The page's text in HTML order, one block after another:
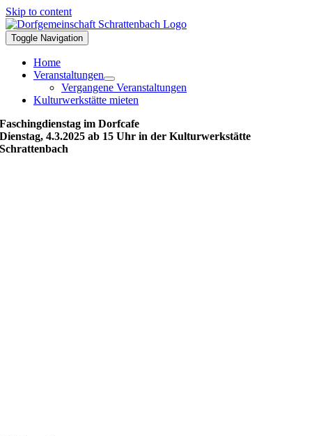
Skip to content
Toggle Navigation
Home
Veranstaltungen
Vergangene Veranstaltungen
Kulturwerkstätte mieten
Faschingdienstag im Dorfcafe
Dienstag, 4.3.2025 ab 15 Uhr in der Kulturwerkstätte
Schrattenbach